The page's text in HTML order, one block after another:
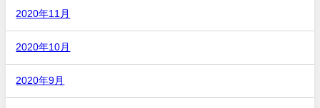
2020年11月
2020年10月
2020年9月